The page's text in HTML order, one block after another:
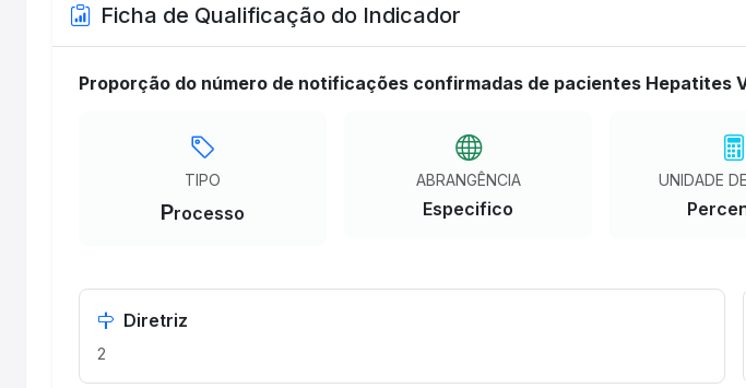
Ficha de Qualificação do Indicador
Proporção do número de notificações confirmadas de pacientes Hepatites
TIPO
Processo
ABRANGÊNCIA
Especifico
UNIDADE
Diretriz
2